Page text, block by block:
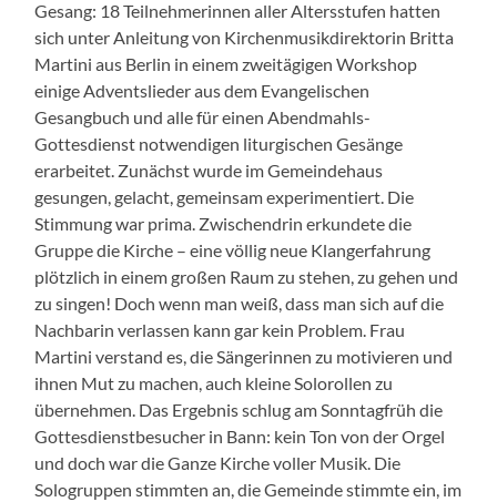
Gesang: 18 Teilnehmerinnen aller Altersstufen hatten
sich unter Anleitung von Kirchenmusikdirektorin Britta
Martini aus Berlin in einem zweitägigen Workshop
einige Adventslieder aus dem Evangelischen
Gesangbuch und alle für einen Abendmahls-
Gottesdienst notwendigen liturgischen Gesänge
erarbeitet. Zunächst wurde im Gemeindehaus
gesungen, gelacht, gemeinsam experimentiert. Die
Stimmung war prima. Zwischendrin erkundete die
Gruppe die Kirche – eine völlig neue Klangerfahrung
plötzlich in einem großen Raum zu stehen, zu gehen und
zu singen! Doch wenn man weiß, dass man sich auf die
Nachbarin verlassen kann gar kein Problem. Frau
Martini verstand es, die Sängerinnen zu motivieren und
ihnen Mut zu machen, auch kleine Solorollen zu
übernehmen. Das Ergebnis schlug am Sonntagfrüh die
Gottesdienstbesucher in Bann: kein Ton von der Orgel
und doch war die Ganze Kirche voller Musik. Die
Sologruppen stimmten an, die Gemeinde stimmte ein, im